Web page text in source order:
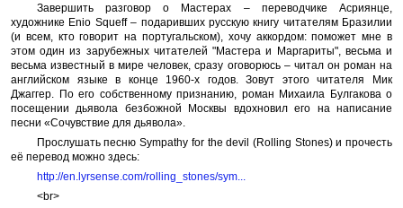
Завершить разговор о Мастерах – переводчике Асриянце,
художнике Enio Squeff – подаривших русскую книгу читателям Бразилии
(и всем, кто говорит на португальском), хочу аккордом: поможет мне в
этом один из зарубежных читателей "Мастера и Маргариты", весьма и
весьма известный в мире человек, сразу оговорюсь – читал он роман на
английском языке в конце 1960-х годов. Зовут этого читателя Мик
Джаггер. По его собственному признанию, роман Михаила Булгакова о
посещении дьявола безбожной Москвы вдохновил его на написание
песни «Сочувствие для дьявола».
Прослушать песню Sympathy for the devil (Rolling Stones) и прочесть
её перевод можно здесь:
http://en.lyrsense.com/rolling_stones/sym...
<br>